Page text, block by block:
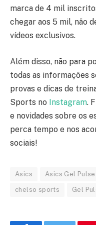
marca de 4 mil
chegar aos 5 mil, não
vídeos exclusivos.
Além disso, não para
todas as informações
provas e dicas de
Sports no Instagram.
e novidades sobre os
perca tempo e nos
sociais!
Asics Asics Gel Pulse
chelso sports Gel